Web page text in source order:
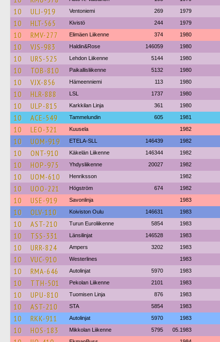
10 ULJ-919 Ventoniemi 269 1979
10 HLT-565 Kivistö 244 1979
10 RMV-277 Elimäen Liikenne 374 1980
10 VJS-983 Haldin&Rose 146059 1980
10 URS-525 Lehdon Liikenne 5144 1980
10 TOB-810 Paikallisliikenne 5132 1980
10 VJX-856 Hämeenniemi 113 1980
10 HLR-888 LSL 1737 1980
10 ULP-815 Karkkilan Linja 361 1980
10 ACE-549 Tammelundin 605 1981
10 LEO-321 Kuusela 1982
10 UOM-919 ETELA-SLL 146439 1982
10 ONT-910 Käkelän Liikenne 146344 1982
10 HOP-975 Yhdysliikenne 20027 1982
10 UOM-610 Henriksson 1982
10 UOO-221 Högström 674 1982
10 USE-919 Savonlinja 1983
10 OLV-110 Koiviston Oulu 146631 1983
10 AST-210 Turun Euroliikenne 5854 1983
10 TSS-331 Länsilinjat 146528 1983
10 URR-824 Ampers 3202 1983
10 VUC-910 Westerlines 1983
10 RMA-646 Autolinjat 5970 1983
10 TTH-501 Pekolan Liikenne 2101 1983
10 UPU-810 Tuomisen Linja 876 1983
10 AST-210 STA 5854 1983
10 RKK-911 Autolinjat 5970 1983
10 HOS-183 Mikkolan Liikenne 5795 05.1983